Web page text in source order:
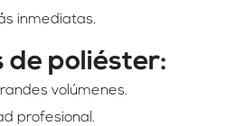
inmediatas.
de poliéster:
volúmenes.
profesional.